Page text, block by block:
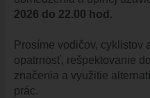
MAPY
ULICE VO VAJNOROCH
KAM VO VAJNOROCH
VAJNORSKÝ ĽUDOVÝ DOM
2026 do 22.00 hod.
Prosíme vodičov, cyklistov
opatrnosť, rešpektovanie
značenia a využitie
prác.